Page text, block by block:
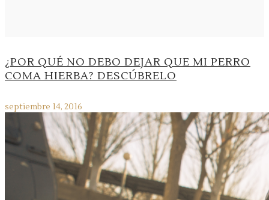
¿POR QUÉ NO DEBO DEJAR QUE MI PERRO
COMA HIERBA? DESCÚBRELO
septiembre 14, 2016